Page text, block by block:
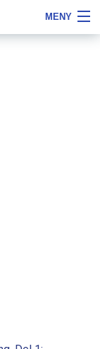
MENY